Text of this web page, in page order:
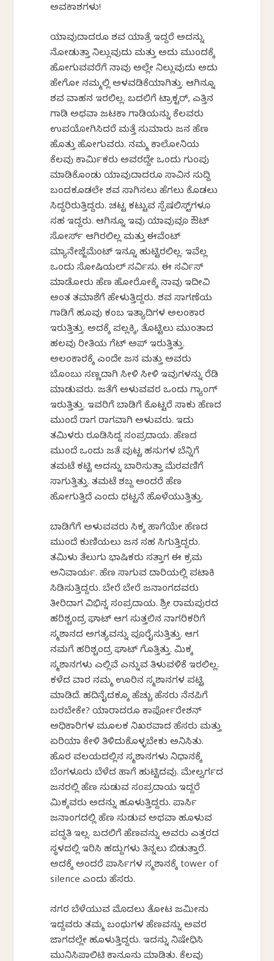
ಅವಕಾಶಗಳು!
ಯಾವುದಾದರೂ ಶವ ಯಾತ್ರೆ ಇದ್ದರೆ ಅದನ್ನು
ನೋಡುತ್ತಾ ನಿಲ್ಲುವುದು ಮತ್ತು ಅದು ಮುಂದಕ್ಕೆ
ಹೋಗುವವರೆಗೆ ನಾವು ಅಲ್ಲೇ ನಿಲ್ಲುವುದು ಅದು
ಹೇಗೋ ನಮ್ಮಲ್ಲಿ ಅಳವಡಿಕೆಯಾಗಿತ್ತು. ಆಗಿನ್ನೂ
ಶವ ವಾಹನ ಇರಲಿಲ್ಲ. ಬದಲಿಗೆ ಟ್ರಾಕ್ಟರ್, ಎತ್ತಿನ
ಗಾಡಿ ಅಥವಾ ಜಟಕಾ ಗಾಡಿಯನ್ನು ಕೆಲವರು
ಉಪಯೋಗಿಸಿದರೆ ಮತ್ತೆ ಸುಮಾರು ಜನ ಹೆಣ
ಹೊತ್ತು ಹೋಗುವರು. ನಮ್ಮ ಕಾಲೋನಿಯ
ಕೆಲವು ಕಾರ್ಮಿಕರು ಅವರದ್ದೇ ಒಂದು ಗುಂಪು
ಮಾಡಿಕೊಂಡು ಯಾವುದಾದರೂ ಸಾವಿನ ಸುದ್ದಿ
ಬಂದಕೂಡಲೇ ಶವ ಸಾಗಿಸಲು ಹೆಗಲು ಕೊಡಲು
ಸಿದ್ಧರಿರುತ್ತಿದ್ದರು. ಚಟ್ಟ ಕಟ್ಟುವ ಸ್ಪೆಷಲಿಸ್ಟ್‌ಗಳೂ
ಸಹ ಇದ್ದರು. ಆಗಿನ್ನೂ ಇವು ಯಾವುವೂ ಔಟ್
ಸೋರ್ಸ್ ಆಗಿರಲಿಲ್ಲ ಮತ್ತು ಈವೆಂಟ್
ಮ್ಯಾನೇಜ್ಜೆಮೆಂಟ್ ಇನ್ನೂ ಹುಟ್ಟಿರಲಿಲ್ಲ. ಇವೆಲ್ಲ
ಒಂದು ಸೋಷಿಯಲ್ ಸರ್ವಿಸು. ಈ ಸರ್ವಿಸ್
ಮಾಡೋರು ಹೆಣ ಹೋರೋಕ್ಕೆ ನಾವು ಇದೀವಿ
ಅಂತ ತಮಾಶೆಗೆ ಹೇಳುತ್ತಿದ್ದರು. ಶವ ಸಾಗಣೆಯ
ಗಾಡಿಗೆ ಹೂವು ಕಂಬ ಇತ್ಯಾದಿಗಳ ಅಲಂಕಾರ
ಇರುತ್ತಿತ್ತು. ಅದಕ್ಕೆ ಪಲ್ಲಕ್ಕಿ, ತೊಟ್ಟಿಲು ಮುಂತಾದ
ಹಲವು ರೀತಿಯ ಗೆಟ್ ಅಪ್ ಇರುತ್ತಿತ್ತು.
ಅಲಂಕಾರಕ್ಕೆ ಎಂದೇ ಜನ ಮತ್ತು ಅವರು
ಬೊಂಬು ಸಣ್ಣದಾಗಿ ಸೀಳಿ ಸೀಳಿ ಇವುಗಳನ್ನು ರೆಡಿ
ಮಾಡುವರು. ಜತೆಗೆ ಅಳುವವರ ಒಂದು ಗ್ಯಾಂಗ್
ಇರುತ್ತಿತ್ತು. ಇವರಿಗೆ ಬಾಡಿಗೆ ಕೊಟ್ಟರೆ ಸಾಕು ಹೆಣದ
ಮುಂದೆ ರಾಗ ರಾಗವಾಗಿ ಅಳುವರು. ಇದು
ತಮಿಳರು ರೂಡಿಸಿದ್ದ ಸಂಪ್ರದಾಯ. ಹೆಣದ
ಮುಂದೆ ಒಂದು ಜತೆ ಪುಟ್ಟ ಹಸುಗಳ ಬೆನ್ನಿಗೆ
ತಮಟೆ ಕಟ್ಟಿ ಅದನ್ನು ಬಾರಿಸುತ್ತಾ ಮೆರವಣಿಗೆ
ಸಾಗುತ್ತಿತ್ತು. ತಮಟೆ ಶಬ್ದ ಅಂದರೆ ಹೆಣ
ಹೋಗುತ್ತಿದೆ ಎಂದು ಥಟ್ಟನೆ ಹೊಳೆಯುತ್ತಿತ್ತು.
ಬಾಡಿಗೆಗೆ ಅಳುವವರು ಸಿಕ್ಕ ಹಾಗೆಯೇ ಹೆಣದ
ಮುಂದೆ ಕುಣಿಯಲು ಜನ ಸಹ ಸಿಗುತ್ತಿದ್ದರು.
ತಮಿಳು ತೆಲುಗು ಭಾಷಿಕರು ಸತ್ತಾಗ ಈ ಕ್ರಮ
ಅನಿವಾರ್ಯ. ಹೆಣ ಸಾಗುವ ದಾರಿಯಲ್ಲಿ ಪಟಾಕಿ
ಸಿಡಿಸುತ್ತಿದ್ದರು. ಬೇರೆ ಬೇರೆ ಜನಾಂಗದವರು
ತೀರಿದಾಗ ವಿಭಿನ್ನ ಸಂಪ್ರದಾಯ. ಶ್ರೀ ರಾಮಪುರದ
ಹರಿಶ್ಚಂದ್ರ ಘಾಟ್ ಆಗ ಸುತ್ತಲಿನ ನಾಗರಿಕರಿಗೆ
ಸ್ಮಶಾನದ ಅಗತ್ಯವನ್ನು ಪೂರೈಸುತ್ತಿತ್ತು. ಆಗ
ನಮಗೆ ಹರಿಶ್ಚಂದ್ರ ಘಾಟ್ ಗೊತ್ತಿತ್ತು. ಮಿಕ್ಕ
ಸ್ಮಶಾನಗಳು ಎಲ್ಲಿವೆ ಎನ್ನುವ ತಿಳುವಳಿಕೆ ಇರಲಿಲ್ಲ.
ಕಳೆದ ವಾರ ನಮ್ಮ ಊರಿನ ಸ್ಮಶಾನಗಳ ಪಟ್ಟಿ
ಮಾಡಿದೆ. ಹದಿನೈದಕ್ಕೂ ಹೆಚ್ಚು ಹೆಸರು ನೆನಪಿಗೆ
ಬರಬೇಕೇ? ಯಾರಾದರೂ ಕಾರ್ಪೋರೇಶನ್
ಅಧಿಕಾರಿಗಳ ಮೂಲಕ ನಿಖರವಾದ ಹೆಸರು ಮತ್ತು
ಏರಿಯಾ ಕೇಳಿ ತಿಳಿದುಕೊಳ್ಳಬೇಕು ಅನಿಸಿತು.
ಹೊರ ವಲಯದಲ್ಲಿನ ಸ್ಮಶಾನಗಳು ನಿಧಾನಕ್ಕೆ
ಬೆಂಗಳೂರು ಬೆಳೆದ ಹಾಗೆ ಹುಟ್ಟಿದವು. ಮೇಲ್ವರ್ಗದ
ಜನರಲ್ಲಿ ಹೆಣ ಸುಡುವ ಸಂಪ್ರದಾಯ ಇದ್ದರೆ
ಮಿಕ್ಕವರು ಅದನ್ನು ಹೂಳುತ್ತಿದ್ದರು. ಪಾರ್ಸಿ
ಜನಾಂಗದಲ್ಲಿ ಹೆಣ ಸುಡುವ ಅಥವಾ ಹೂಳುವ
ಪದ್ಧತಿ ಇಲ್ಲ. ಬದಲಿಗೆ ಹೆಣವನ್ನು ಅವರು ಎತ್ತರದ
ಸ್ಥಳದಲ್ಲಿ ಇರಿಸಿ ಹದ್ದುಗಳು ತಿನ್ನಲು ಬಿಡುತ್ತಾರೆ.
ಅದಕ್ಕೆ ಅಂದರೆ ಪಾರ್ಸಿಗಳ ಸ್ಮಶಾನಕ್ಕೆ tower of
silence ಎಂದು ಹೆಸರು.
ನಗರ ಬೆಳೆಯುವ ಮೊದಲು ತೋಟ ಜಮೀನು
ಇದ್ದವರು ತಮ್ಮ ಬಂಧುಗಳ ಹೆಣವನ್ನು ಅವರ
ಜಾಗದಲ್ಲೇ ಹೂಳುತ್ತಿದ್ದರು. ಇದನ್ನು ನಿಷೇಧಿಸಿ
ಮುನಿಸಿಪಾಲಿಟಿ ಕಾನೂನು ಮಾಡಿತು. ಕೆಲವು